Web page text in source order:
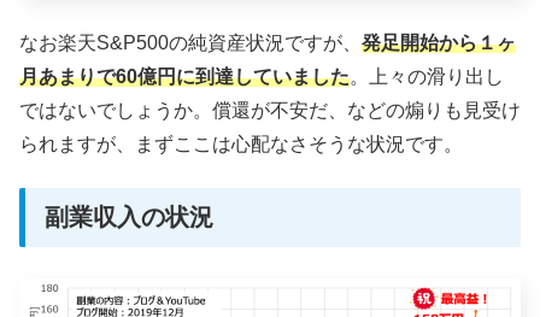
なお楽天S&P500の純資産状況ですが、 発足開始から１ヶ
月あまりで60億円に到達していました。上々の滑り出し
ではないでしょうか。償還が不安だ、などの煽りも見受け
られますが、まずここは心配なさそうな状況です。
副業収入の状況